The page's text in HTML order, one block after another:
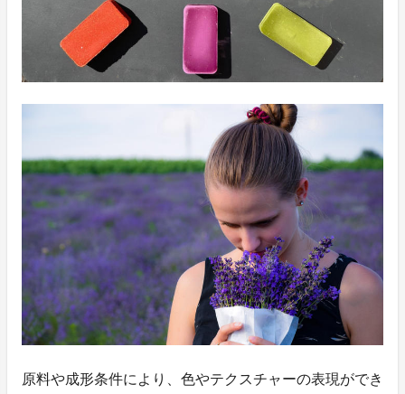
原料や成形条件により、色やテクスチャーの表現ができ